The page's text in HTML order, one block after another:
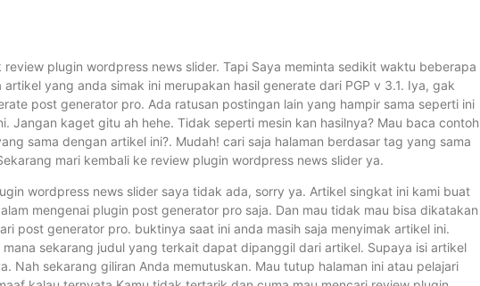
plugin wordpress news slider. Tapi Saya meminta sedikit waktu beberapa
yang anda simak ini merupakan hasil generate dari PGP v 3.1. Iya, gak
post generator pro. Ada ratusan postingan lain yang hampir sama seperti ini
Jangan kaget gitu ah hehe. Tidak seperti mesin kan hasilnya? Mau baca contoh
sama dengan artikel ini?. Mudah! cari saja halaman berdasar tag yang sama
mari kembali ke review plugin wordpress news slider ya.
wordpress news slider saya tidak ada, sorry ya. Artikel singkat ini kami buat
mengenai plugin post generator pro saja. Dan mau tidak mau bisa dikatakan
post generator pro. buktinya saat ini anda masih saja menyimak artikel ini.
sekarang judul yang terkait dapat dipanggil dari artikel. Supaya isi artikel
Nah sekarang giliran Anda memutuskan. Mau tutup halaman ini atau pelajari